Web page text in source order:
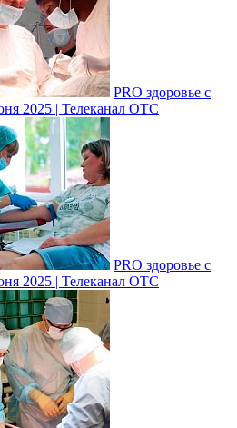
PRO здоровье с
2025 | Телеканал ОТС
PRO здоровье с
2025 | Телеканал ОТС